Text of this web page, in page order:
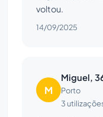
voltou.
14/09/2025
M
Miguel,
Porto
3